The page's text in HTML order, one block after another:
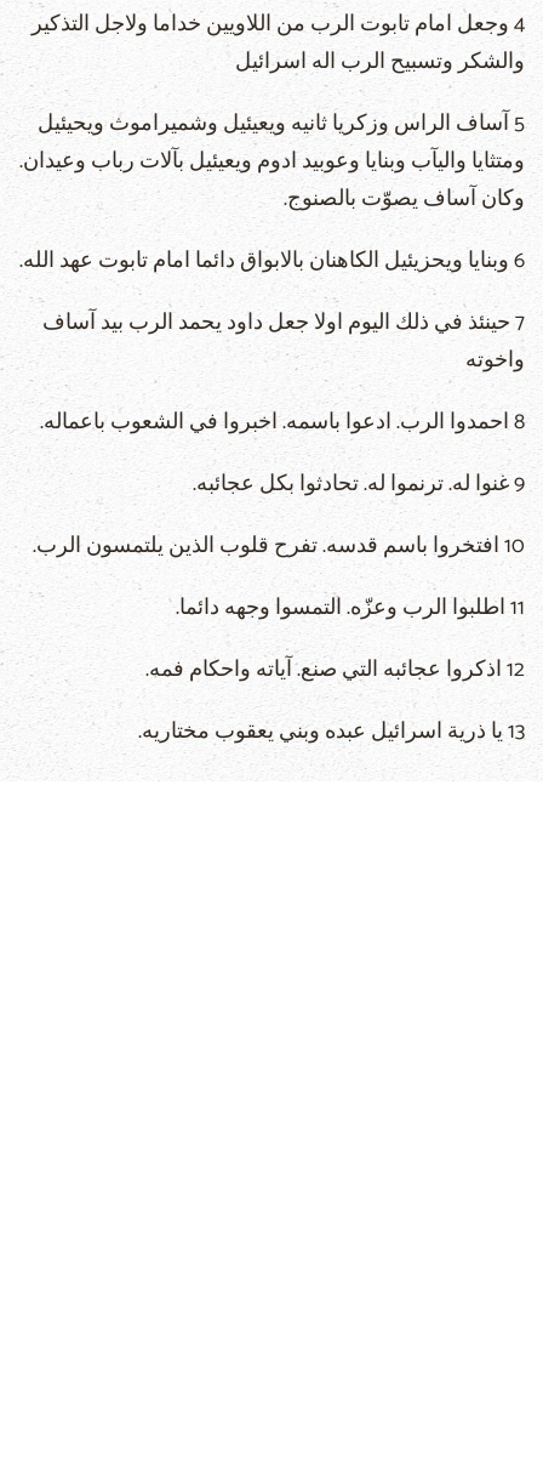
4 وجعل امام تابوت الرب من اللاويين خداما ولاجل التذكير
والشكر وتسبيح الرب اله اسرائيل
5 آساف الراس وزكريا ثانيه ويعيئيل وشميراموث ويحيئيل
ومتثايا واليآب وبنايا وعوبيد ادوم ويعيئيل بآلات رباب وعيدان.
وكان آساف يصوّت بالصنوج.
6 وبنايا ويحزيئيل الكاهنان بالابواق دائما امام تابوت عهد الله.
7 حينئذ في ذلك اليوم اولا جعل داود يحمد الرب بيد آساف
واخوته
8 احمدوا الرب. ادعوا باسمه. اخبروا في الشعوب باعماله.
9 غنوا له. ترنموا له. تحادثوا بكل عجائبه.
10 افتخروا باسم قدسه. تفرح قلوب الذين يلتمسون الرب.
11 اطلبوا الرب وعزّه. التمسوا وجهه دائما.
12 اذكروا عجائبه التي صنع. آياته واحكام فمه.
13 يا ذرية اسرائيل عبده وبني يعقوب مختاريه.